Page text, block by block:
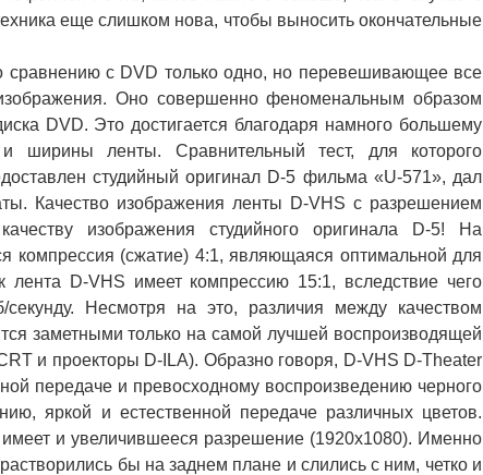
еще слишком нова, чтобы выносить окончательные
с DVD только одно, но перевешивающее все
Оно совершенно феноменальным образом
DVD. Это достигается благодаря намного большему
ширины ленты. Сравнительный тест, для которого
студийный оригинал D-5 фильма «U-571», дал
Качество изображения ленты D-VHS с разрешением
изображения студийного оригинала D-5! На
компрессия (сжатие) 4:1, являющаяся оптимальной для
D-VHS имеет компрессию 15:1, вследствие чего
Несмотря на это, различия между качеством
заметными только на самой лучшей воспроизводящей
и проекторы D-ILA). Образно говоря, D-VHS D-Theater
передаче и превосходному воспроизведению черного
яркой и естественной передаче различных цветов.
и увеличившееся разрешение (1920х1080). Именно
бы на заднем плане и слились с ним, четко и